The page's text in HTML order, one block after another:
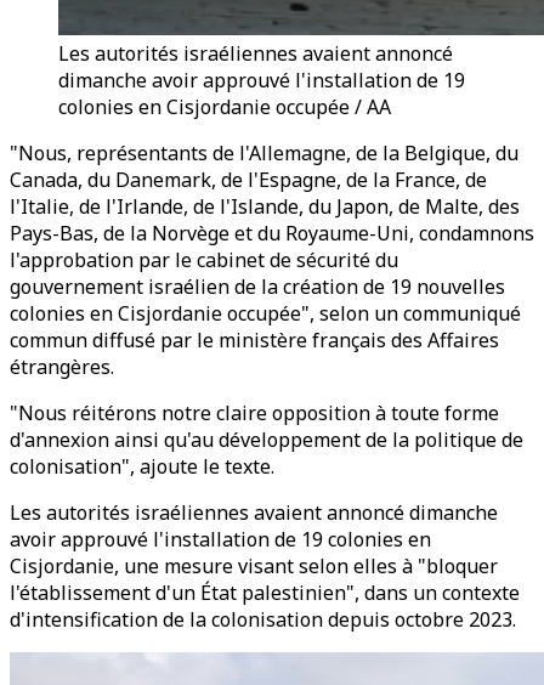
Les autorités israéliennes avaient annoncé
dimanche avoir approuvé l'installation de 19
colonies en Cisjordanie occupée / AA
"Nous, représentants de l'Allemagne, de la Belgique, du
Canada, du Danemark, de l'Espagne, de la France, de
l'Italie, de l'Irlande, de l'Islande, du Japon, de Malte, des
Pays-Bas, de la Norvège et du Royaume-Uni, condamnons
l'approbation par le cabinet de sécurité du
gouvernement israélien de la création de 19 nouvelles
colonies en Cisjordanie occupée", selon un communiqué
commun diffusé par le ministère français des Affaires
étrangères.
"Nous réitérons notre claire opposition à toute forme
d'annexion ainsi qu'au développement de la politique de
colonisation", ajoute le texte.
Les autorités israéliennes avaient annoncé dimanche
avoir approuvé l'installation de 19 colonies en
Cisjordanie, une mesure visant selon elles à "bloquer
l'établissement d'un État palestinien", dans un contexte
d'intensification de la colonisation depuis octobre 2023.